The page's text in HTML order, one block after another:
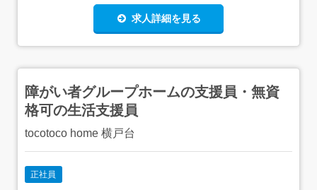
求人詳細を見る
障がい者グループホームの支援員・無資
格可の生活支援員
tocotoco home 横戸台
正社員